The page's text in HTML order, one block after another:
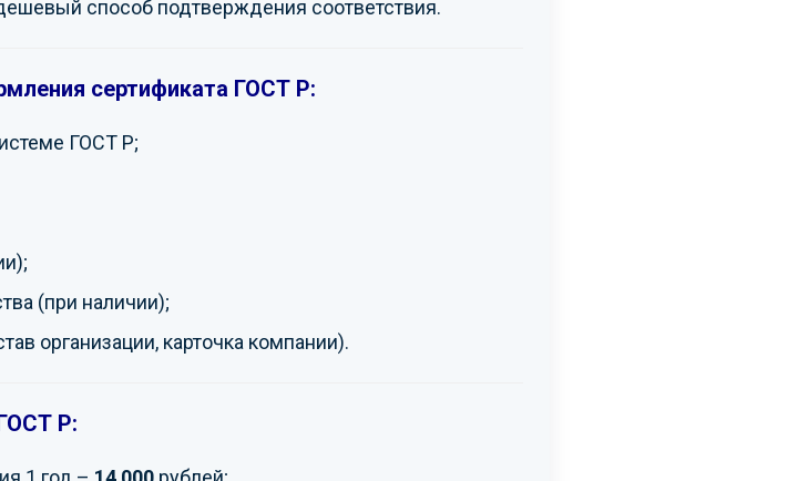
способ подтверждения соответствия.
сертификата ГОСТ Р:
ГОСТ Р;
(при наличии);
организации, карточка компании).
Р: